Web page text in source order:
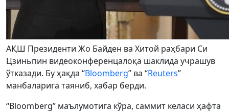
АҚШ Президенти Жо Байден ва Хитой раҳбари Си
Цзиньпин видеоконференцалоқа шаклида учрашув
ўтказади. Бу ҳақда “Bloomberg” ва “Reuters”
манбаларига таяниб, хабар берди.
“Bloomberg” маълумотига кўра, саммит келаси ҳафта